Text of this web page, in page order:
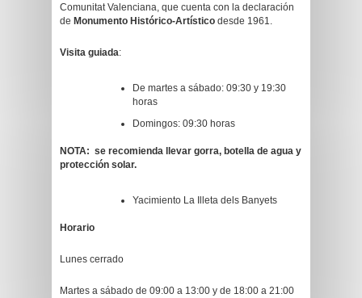
Comunitat Valenciana, que cuenta con la declaración
de Monumento Histórico-Artístico desde 1961.
Visita guiada:
De martes a sábado: 09:30 y 19:30
horas
Domingos: 09:30 horas
NOTA: se recomienda llevar gorra, botella de agua y
protección solar.
Yacimiento La Illeta dels Banyets
Horario
Lunes cerrado
Martes a sábado de 09:00 a 13:00 y de 18:00 a 21:00